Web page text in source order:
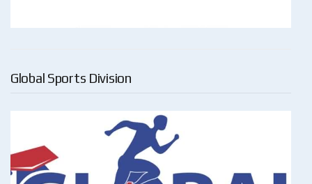
Global Sports Division